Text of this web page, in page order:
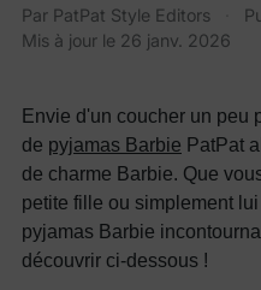
Par PatPat Style Editors
Mis à jour le 26 janv. 2026
Envie d'un coucher un peu
de pyjamas Barbie PatPat
de charme Barbie. Que
petite fille ou simplement
pyjamas Barbie
découvrir ci-dessous !